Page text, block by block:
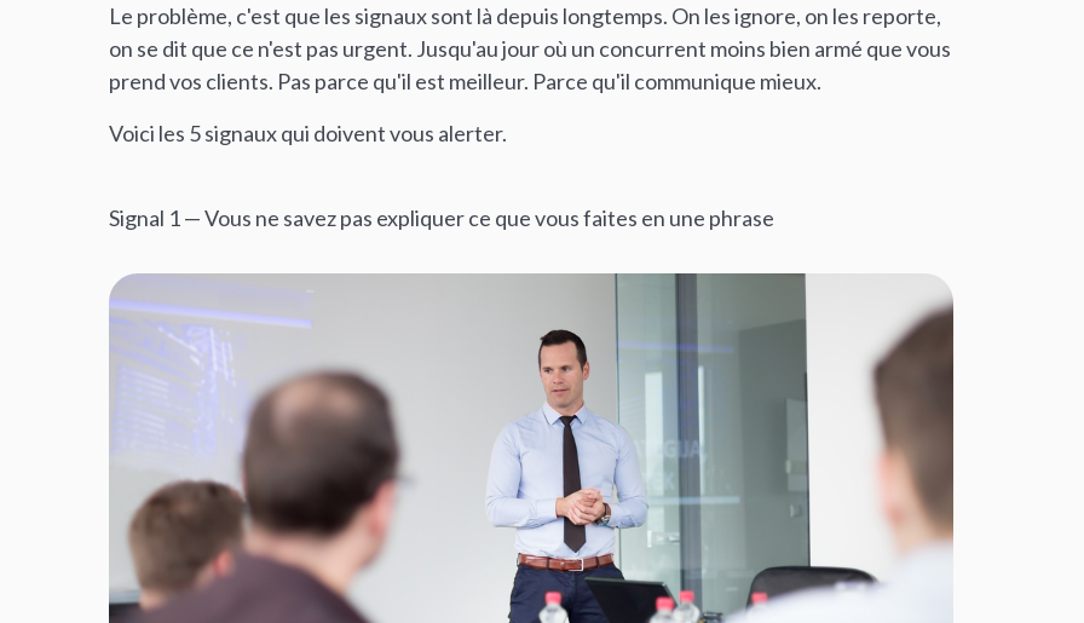
Le problème, c'est que les signaux sont là depuis longtemps. On les ignore, on les reporte,
on se dit que ce n'est pas urgent. Jusqu'au jour où un concurrent moins bien armé que vous
prend vos clients. Pas parce qu'il est meilleur. Parce qu'il communique mieux.
Voici les 5 signaux qui doivent vous alerter.
Signal 1 — Vous ne savez pas expliquer ce que vous faites en une phrase